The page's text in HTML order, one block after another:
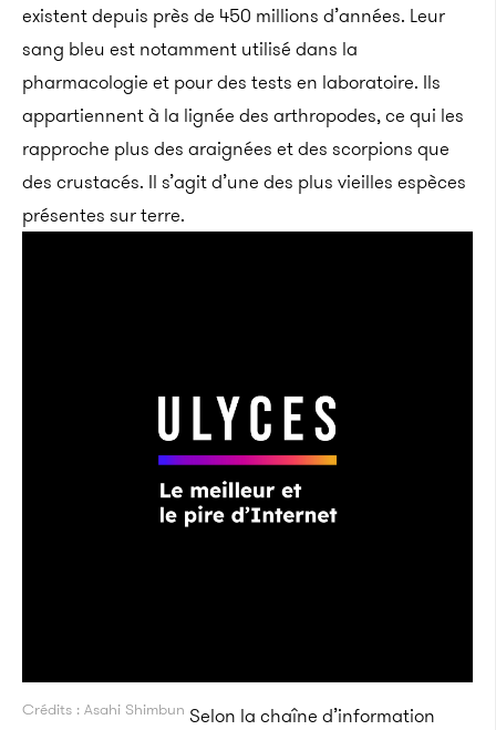
existent depuis près de 450 millions d’années. Leur
sang bleu est notamment utilisé dans la
pharmacologie et pour des tests en laboratoire. Ils
appartiennent à la lignée des arthropodes, ce qui les
rapproche plus des araignées et des scorpions que
des crustacés. Il s’agit d’une des plus vieilles espèces
présentes sur terre.
Crédits : Asahi Shimbun Selon la chaîne d’information